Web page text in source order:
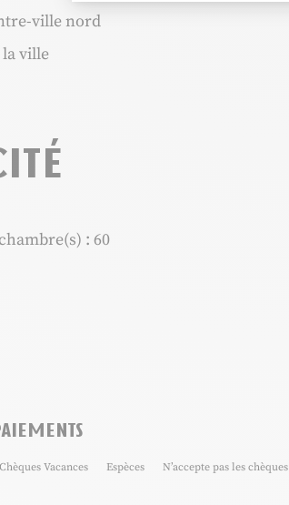
ville nord
ville
: 60
Chèques Vacances Espèces N’accepte pas les chèques